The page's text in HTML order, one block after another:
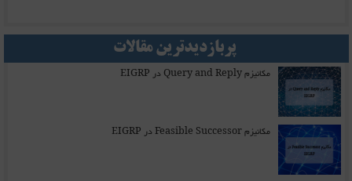
پربازدیدترین مقالات
مکانیزم Query and Reply در EIGRP
مکانیزم Feasible Successor در EIGRP